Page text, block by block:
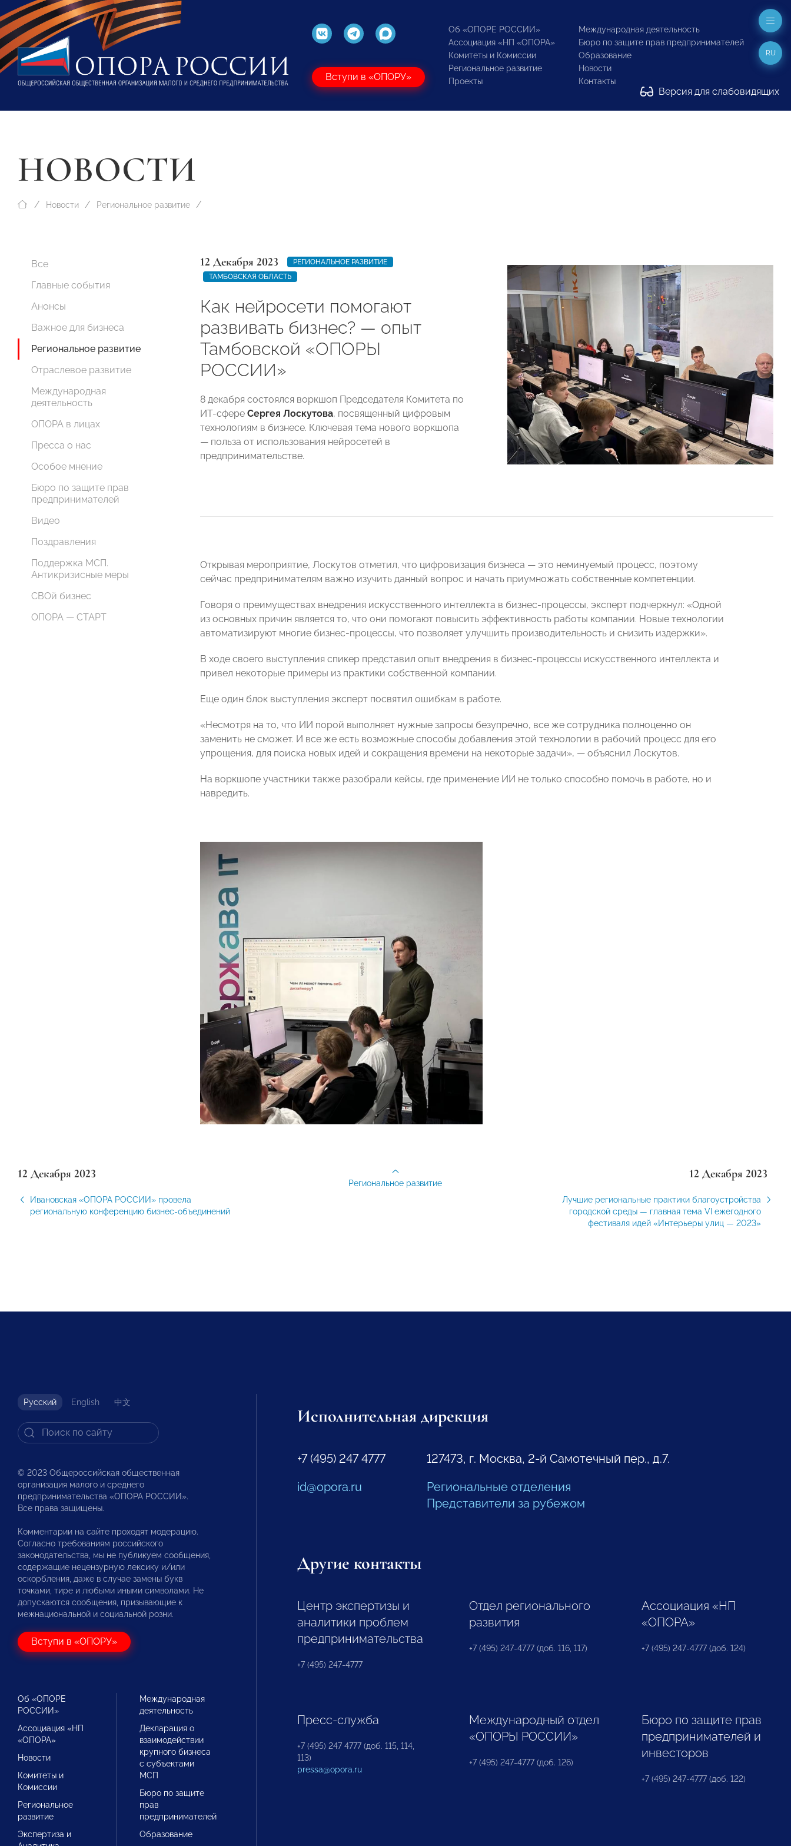
Вступи в «ОПОРУ»
Об «ОПОРЕ РОССИИ»
Ассоциация «НП «ОПОРА»
Комитеты и Комиссии
Региональное развитие
Проекты
Международная деятельность
Бюро по защите прав предпринимателей
Образование
Новости
Контакты
Версия для слабовидящих
RU
НОВОСТИ
Новости Региональное развитие
Все
Главные события
Анонсы
Важное для бизнеса
Региональное развитие
Отраслевое развитие
Международная
деятельность
ОПОРА в лицах
Пресса о нас
Особое мнение
Бюро по защите прав
предпринимателей
Видео
Поздравления
Поддержка МСП.
Антикризисные меры
СВОй бизнес
ОПОРА — СТАРТ
12 Декабря 2023
РЕГИОНАЛЬНОЕ РАЗВИТИЕ
ТАМБОВСКАЯ ОБЛАСТЬ
Как нейросети помогают
развивать бизнес? — опыт
Тамбовской «ОПОРЫ
РОССИИ»
8 декабря состоялся воркшоп Председателя Комитета по
ИТ-сфере Сергея Лоскутова, посвященный цифровым
технологиям в бизнесе. Ключевая тема нового воркшопа
— польза от использования нейросетей в
предпринимательстве.
Открывая мероприятие, Лоскутов отметил, что цифровизация бизнеса — это неминуемый процесс, поэтому
сейчас предпринимателям важно изучить данный вопрос и начать приумножать собственные компетенции.
Говоря о преимуществах внедрения искусственного интеллекта в бизнес-процессы, эксперт подчеркнул: «Одной
из основных причин является то, что они помогают повысить эффективность работы компании. Новые технологии
автоматизируют многие бизнес-процессы, что позволяет улучшить производительность и снизить издержки».
В ходе своего выступления спикер представил опыт внедрения в бизнес-процессы искусственного интеллекта и
привел некоторые примеры из практики собственной компании.
Еще один блок выступления эксперт посвятил ошибкам в работе.
«Несмотря на то, что ИИ порой выполняет нужные запросы безупречно, все же сотрудника полноценно он
заменить не сможет. И все же есть возможные способы добавления этой технологии в рабочий процесс для его
упрощения, для поиска новых идей и сокращения времени на некоторые задачи», — объяснил Лоскутов.
На воркшопе участники также разобрали кейсы, где применение ИИ не только способно помочь в работе, но и
навредить.
12 Декабря 2023
Ивановская «ОПОРА РОССИИ» провела
региональную конференцию бизнес-объединений
12 Декабря 2023
Лучшие региональные практики благоустройства
городской среды — главная тема VI ежегодного
фестиваля идей «Интерьеры улиц — 2023»
Региональное развитие
Русский English 中文
© 2023 Общероссийская общественная
организация малого и среднего
предпринимательства «ОПОРА РОССИИ».
Все права защищены.
Комментарии на сайте проходят модерацию.
Согласно требованиям российского
законодательства, мы не публикуем сообщения,
содержащие нецензурную лексику и/или
оскорбления, даже в случае замены букв
точками, тире и любыми иными символами. Не
допускаются сообщения, призывающие к
межнациональной и социальной розни.
Вступи в «ОПОРУ»
Об «ОПОРЕ
РОССИИ»
Ассоциация «НП
«ОПОРА»
Новости
Комитеты и
Комиссии
Региональное
развитие
Экспертиза и
Международная
деятельность
Декларация о
взаимодействии
крупного бизнеса
с субъектами
МСП
Бюро по защите
прав
предпринимателей
Образование
Исполнительная дирекция
+7 (495) 247 4777
id@opora.ru
127473, г. Москва, 2-й Самотечный пер., д.7.
Региональные отделения
Представители за рубежом
Другие контакты
Центр экспертизы и
аналитики проблем
предпринимательства
+7 (495) 247-4777
Отдел регионального
развития
+7 (495) 247-4777 (доб. 116, 117)
Ассоциация «НП
«ОПОРА»
+7 (495) 247-4777 (доб. 124)
Пресс-служба
+7 (495) 247 4777 (доб. 115, 114,
113)
pressa@opora.ru
Международный отдел
«ОПОРЫ РОССИИ»
+7 (495) 247-4777 (доб. 126)
Бюро по защите прав
предпринимателей и
инвесторов
+7 (495) 247-4777 (доб. 122)